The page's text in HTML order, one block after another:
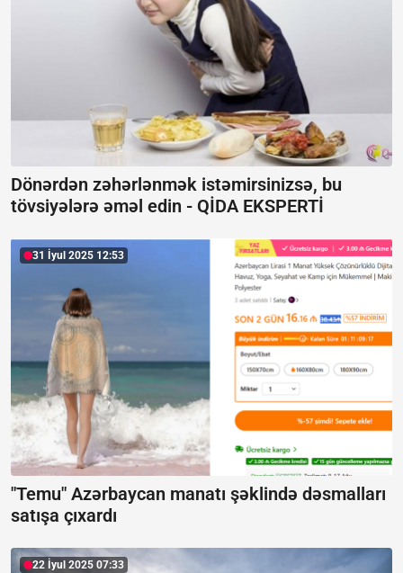
Dönərdən zəhərlənmək istəmirsinizsə, bu
tövsiyələrə əməl edin - QİDA EKSPERTİ
31 İyul 2025 12:53
"Temu" Azərbaycan manatı şəklində dəsmalları
satışa çıxardı
22 İyul 2025 07:33